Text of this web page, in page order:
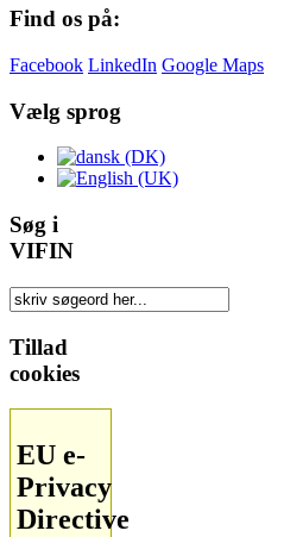
Find os på:
Facebook LinkedIn Google Maps
Vælg sprog
Søg i
VIFIN
Tillad
cookies
EU e-
Privacy
Directive